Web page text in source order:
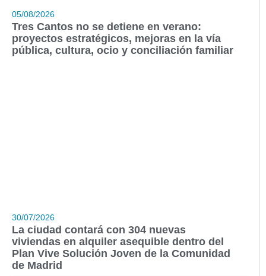
05/08/2026
Tres Cantos no se detiene en verano:
proyectos estratégicos, mejoras en la vía
pública, cultura, ocio y conciliación familiar
30/07/2026
La ciudad contará con 304 nuevas
viviendas en alquiler asequible dentro del
Plan Vive Solución Joven de la Comunidad
de Madrid